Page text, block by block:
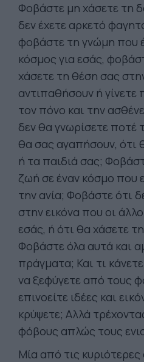
Φοβάστε μη χάσετε τη
δεν έχετε αρκετό
φοβάστε τη γνώμη που
κόσμος για εσάς,
χάσετε τη θέση σας
αντιπαθήσουν ή γίνετε
τον πόνο και την
δεν θα γνωρίσετε ποτέ
θα σας αγαπήσουν, ότι
ή τα παιδιά σας;
ζωή σε έναν κόσμο που
την ανία; Φοβάστε ότι
στην εικόνα που οι
εσάς, ή ότι θα χάσετε
Φοβάστε όλα αυτά και
πράγματα; Και τι
να ξεφύγετε από τους
επινοείτε ιδέες και
κρύψετε; Αλλά
φόβους απλώς τους
Μία από τις κυριότερες